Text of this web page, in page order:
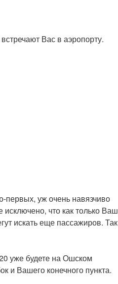
Вас в аэропорту.
первых, уж очень навязчиво
что как только Ваш
искать еще пассажиров. Так
уже будете на Ошском
и Вашего конечного пункта.